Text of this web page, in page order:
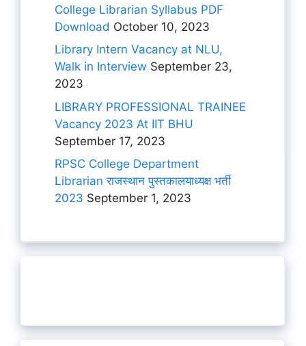
College Librarian Syllabus PDF
Download October 10, 2023
Library Intern Vacancy at NLU,
Walk in Interview September 23,
2023
LIBRARY PROFESSIONAL TRAINEE
Vacancy 2023 At IIT BHU
September 17, 2023
RPSC College Department
Librarian राजस्थान पुस्तकालयाध्यक्ष भर्ती
2023 September 1, 2023